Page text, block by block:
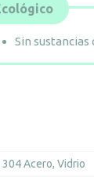
Sin
304 Acero Vidrio